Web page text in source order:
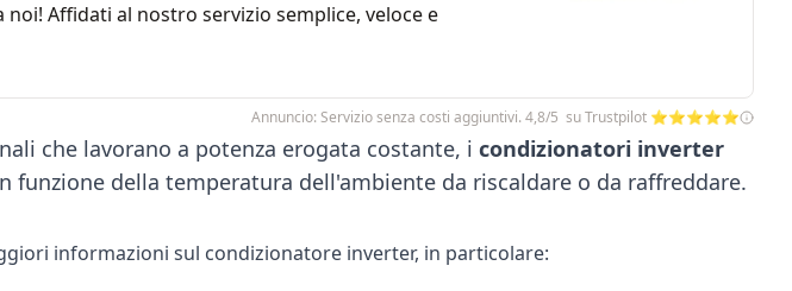
Affidati al nostro servizio semplice, veloce e
Annuncio: Servizio senza costi aggiuntivi. 4,8/5 su Trustpilot ⭐⭐⭐⭐⭐
che lavorano a potenza erogata costante, i condizionatori inverter
funzione della temperatura dell'ambiente da riscaldare o da raffreddare.
informazioni sul condizionatore inverter, in particolare: